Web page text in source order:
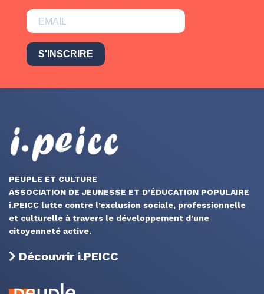
S'INSCRIRE
PEUPLE ET CULTURE
ASSOCIATION DE JEUNESSE ET D’ÉDUCATION POPULAIRE
i.PEICC lutte contre l’exclusion sociale, professionnelle
et culturelle à travers le développement d’une
citoyenneté active.
Découvrir i.PEICC